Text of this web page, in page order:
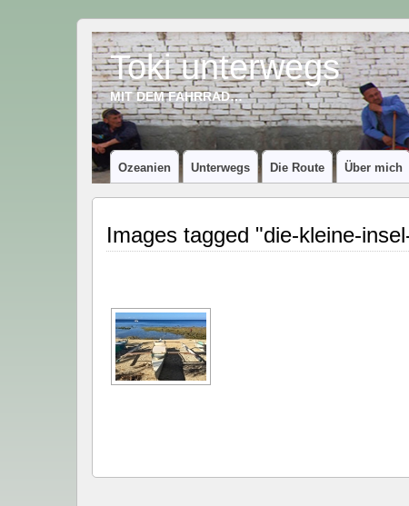
Toki unterwegs
MIT DEM FAHRRAD…
Ozeanien Unterwegs Die Route Über mich
Images tagged "die-kleine-